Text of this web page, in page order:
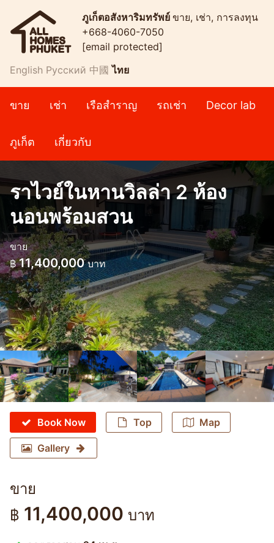
ภูเก็ตอสังหาริมทรัพย์ ขาย, เช่า, การลงทุน
+668-4060-7050
[email protected]
English Русский 中國 ไทย
ขาย เช่า เรือสำราญ รถเช่า Decor lab
ภูเก็ต เกี่ยวกับ
ราไวย์ในหานวิลล่า 2 ห้อง
นอนพร้อมสวน
ขาย
฿ 11,400,000บาท
Book Now Top Map
Gallery
ขาย
฿ 11,400,000 บาท